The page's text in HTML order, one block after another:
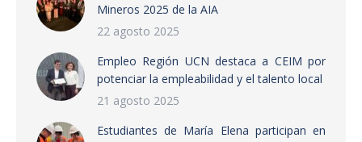
Mineros 2025 de la AIA
22 agosto 2025
Empleo Región UCN destaca a CEIM por
potenciar la empleabilidad y el talento local
21 agosto 2025
Estudiantes de María Elena participan en